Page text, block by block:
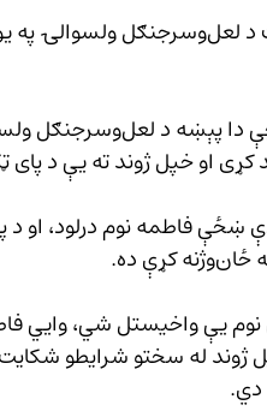
سرچینو زن نیوز ته
کړی او خپل ژوند ته یې د
کړې ده.
له سختو شرایطو
دي.